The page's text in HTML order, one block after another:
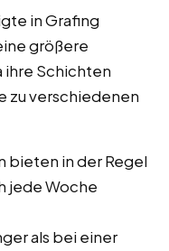
in Grafing
größere
ihre Schichten
zu verschiedenen
bieten in der Regel
jede Woche
als bei einer